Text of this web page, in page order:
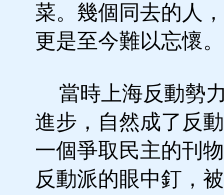
菜。幾個同去的人
更是至今難以忘懷。
當時上海反動勢
進步，自然成了反
一個爭取民主的刊
反動派的眼中釘，